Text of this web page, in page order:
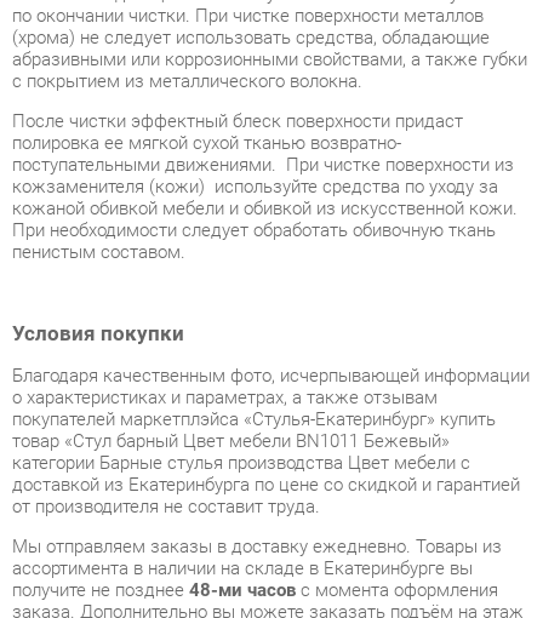
После чистки эффектный блеск поверхности придаст
полировка ее мягкой сухой тканью возвратно-
поступательными движениями. При чистке поверхности из
кожзаменителя (кожи) используйте средства по уходу за
кожаной обивкой мебели и обивкой из искусственной кожи.
При необходимости следует обработать обивочную ткань
пенистым составом.
Условия покупки
Благодаря качественным фото, исчерпывающей информации
категории Барные стулья производства Цвет мебели с
от производителя не составит труда.
Мы отправляем заказы в доставку ежедневно. Товары из
ассортимента в наличии на складе в Екатеринбурге вы
получите не позднее48-ми часовс момента оформления
заказа. Дополнительно вы можете заказать подъём на этаж
и сборку мебельных изделий.
Срок доставки в другие регионы, и для товаров, находящихся
на складах производителей, рассчитывается индивидуально.
Уточнить наличие, срок и стоимость доставки вы можете
через форму обратной связи